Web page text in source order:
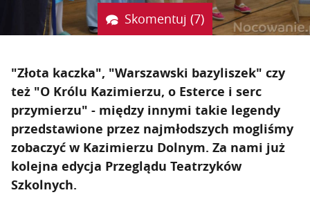
Skomentuj (7)
"Złota kaczka", "Warszawski bazyliszek" czy
też "O Królu Kazimierzu, o Esterce i serc
przymierzu" - między innymi takie legendy
przedstawione przez najmłodszych mogliśmy
zobaczyć w Kazimierzu Dolnym. Za nami już
kolejna edycja Przeglądu Teatrzyków
Szkolnych.